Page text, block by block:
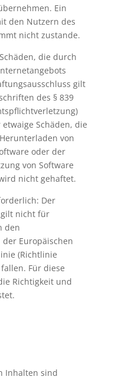
Ein
den Nutzern des
nicht zustande.
die durch
gilt
des § 839
Schäden, die
von
oder der
von Software
nicht gehaftet.
Der
gilt nicht für
den
Europäischen
(Richtlinie
fallen. Für diese
Richtigkeit und
Inhalten sind